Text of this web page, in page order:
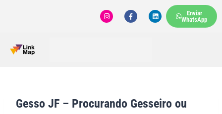
Enviar
WhatsApp
Gesso JF – Procurando Gesseiro ou